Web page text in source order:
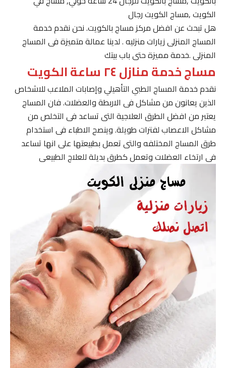
الكويت ,مساج الكويت رجال
هل تبحث عن افضل مركز مساج بالكويت. نحن نقدم خدمة
المساج المنزلى زيارات منزليه . لدينا عمالة متميزة فى المساج
المنزلى .خدمة مميزة حتى باب بيتك
مساج خدمة منازل ٢٤ ساعة الكويت
نقدم خدمة المساج الطبي التأهيلي وإصابات الملاعب للاشخاص
الذين يعانون من مشاكل فى الاربطة والعضلات. فان المساج
يعتبر من افضل الطرق العلاجية التى تساعد فى التخلص من
مشاكل الاعصاب لفترات طويلة. وينصح الاطباء فى استخدام
طرق المساج المختلفه والتى تعمل بطبيعتها على انها تساعد
فى ارتخاء العضلات وتعمل كطرق بديلة للعلاج الطبيعى